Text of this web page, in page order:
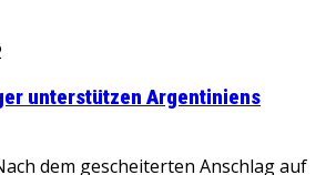
unterstützen Argentiniens
dem gescheiterten Anschlag auf